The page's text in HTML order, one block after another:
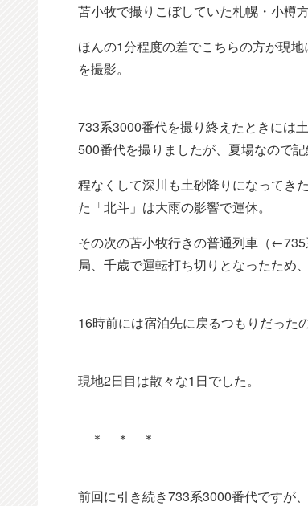
苫小牧で撮りこぼしていた札幌・小樽
ほんの1分程度の差でこちらの方が現
を撮影。
733系3000番代を撮り終えたときには
500番代を撮りましたが、夏場なので
程なくして深川も土砂降りになってき
た「北斗」は大雨の影響で運休。
その次の苫小牧行きの普通列車（
局、千歳で運転打ち切りとなったため
16時前には宿泊先に戻るつもりだった
現地2日目は散々な1日でした。
＊ ＊ ＊
前回に引き続き733系3000番代ですが